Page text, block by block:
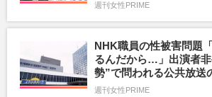
週刊女性PRIME
NHK職員の性被害問題
るんだから…」出演者
勢”で問われる公共放送
週刊女性PRIME